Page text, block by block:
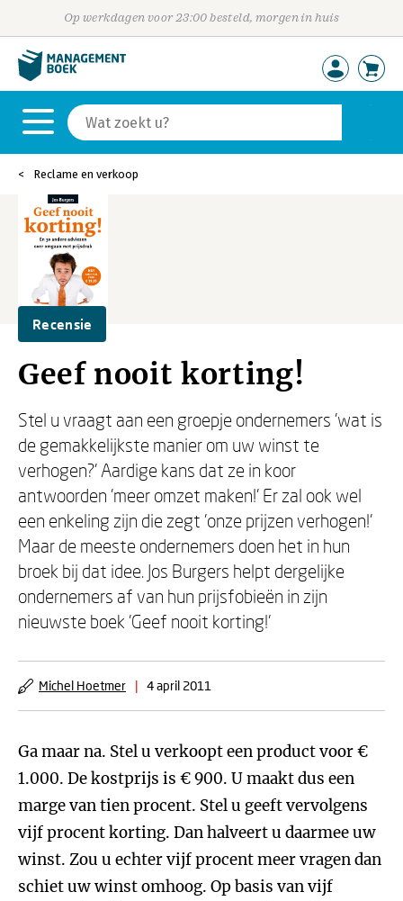
Op werkdagen voor 23:00 besteld, morgen in huis
Reclame en verkoop
Recensie
Geef nooit korting!
Stel u vraagt aan een groepje ondernemers 'wat is
de gemakkelijkste manier om uw winst te
verhogen?' Aardige kans dat ze in koor
antwoorden 'meer omzet maken!' Er zal ook wel
een enkeling zijn die zegt 'onze prijzen verhogen!'
Maar de meeste ondernemers doen het in hun
broek bij dat idee. Jos Burgers helpt dergelijke
ondernemers af van hun prijsfobieën in zijn
nieuwste boek 'Geef nooit korting!'
Michel Hoetmer | 4 april 2011
Ga maar na. Stel u verkoopt een product voor €
1.000. De kostprijs is € 900. U maakt dus een
marge van tien procent. Stel u geeft vervolgens
vijf procent korting. Dan halveert u daarmee uw
winst. Zou u echter vijf procent meer vragen dan
schiet uw winst omhoog. Op basis van vijf